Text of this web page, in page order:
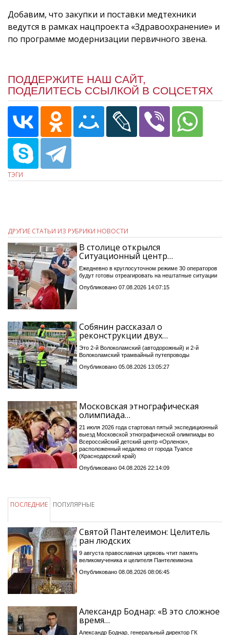
Добавим, что закупки и поставки медтехники
ведутся в рамках нацпроекта «Здравоохранение» и
по программе модернизации первичного звена.
ПОДДЕРЖИТЕ НАШ САЙТ,
ПОДЕЛИТЕСЬ ССЫЛКОЙ В СОЦСЕТЯХ
ТЭГИ
ДРУГИЕ СТАТЬИ ИЗ РУБРИКИ НОВОСТИ
В столице открылся
Ситуационный центр…
Ежедневно в круглосуточном режиме 30 операторов
будут готовы отреагировать на нештатные ситуации
Опубликовано 07.08.2026 14:07:15
Собянин рассказал о
реконструкции двух…
Это 2-й Волоколамский (автодорожный) и 2-й
Волоколамский трамвайный путепроводы
Опубликовано 05.08.2026 13:05:27
Московская этнографическая
олимпиада…
21 июля 2026 года стартовал пятый экспедиционный
выезд Московской этнографической олимпиады во
Всероссийский детский центр «Орленок»,
расположенный недалеко от города Туапсе
(Краснодарский край)
Опубликовано 04.08.2026 22:14:09
ПОСЛЕДНИЕ ПОПУЛЯРНЫЕ
Святой Пантелеимон: Целитель
ран людских
9 августа православная церковь чтит память
великомученика и целителя Пантелеимона
Опубликовано 08.08.2026 08:06:45
Александр Боднар: «В это сложное
время…
Александр Боднар, генеральный директор ГК